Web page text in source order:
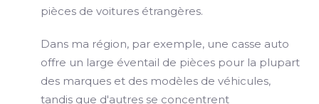
pièces de voitures étrangères.
Dans ma région, par exemple, une casse auto
offre un large éventail de pièces pour la plupart
des marques et des modèles de véhicules,
tandis que d'autres se concentrent